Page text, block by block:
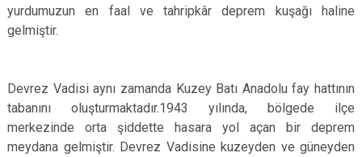
yurdumuzun en faal ve tahripkâr deprem kuşağı haline
gelmiştir.
Devrez Vadisi aynı zamanda Kuzey Batı Anadolu fay hattının
tabanını oluşturmaktadır.1943 yılında, bölgede ilçe
merkezinde orta şiddette hasara yol açan bir deprem
meydana gelmiştir. Devrez Vadisine kuzeyden ve güneyden